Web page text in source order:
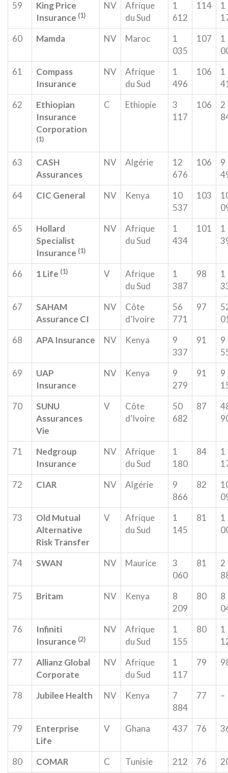
59
King Price
Insurance (1)
NV
Afrique
du Sud
1
612
114
1
60
Mamda NV Maroc
1
035
107
1
61
Compass
Insurance
NV
Afrique
du Sud
1
496
106
1
62
Ethiopian
Insurance
Corporation
(1)
C Ethiopie
3
117
106
2
63
CASH
Assurances
NV Algérie
12
676
106
9
64
CIC General NV Kenya
10
537
103
65
Hollard
Specialist
Insurance (1)
NV
Afrique
du Sud
1
434
101
1
66 1 Life (1) V
Afrique
du Sud
1
387
98
1
67
SAHAM
Assurance CI
NV
Côte
d’Ivoire
56
771
97
68
APA Insurance NV Kenya
9
337
91
9
69
UAP
Insurance
NV Kenya
9
279
91
9
70
SUNU
Assurances
Vie
V
Côte
d’Ivoire
50
682
87
71
Nedgroup
Insurance
NV
Afrique
du Sud
1
180
84
1
72
CIAR NV Algérie
9
866
82
73
Old Mutual
Alternative
Risk Transfer
V
Afrique
du Sud
1
145
81
1
74 SWAN NV Maurice
3
060
81
2
75
Britam NV Kenya
8
209
80
8
76
Infiniti
Insurance (2)
NV
Afrique
du Sud
1
155
80
1
77
Allianz Global
Corporate
NV
Afrique
du Sud
1
117
79
78 Jubilee Health NV Kenya
7
884
77 –
79
Enterprise
Life
V Ghana 437 76
80 COMAR C Tunisie 212 76